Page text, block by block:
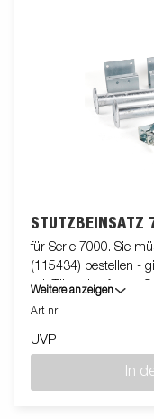
STÜTZBEINSATZ
für Serie 7000. Sie
(115434) bestellen -
mit Türen kaufen an
Weitere anzeigen
Art nr
UVP
In